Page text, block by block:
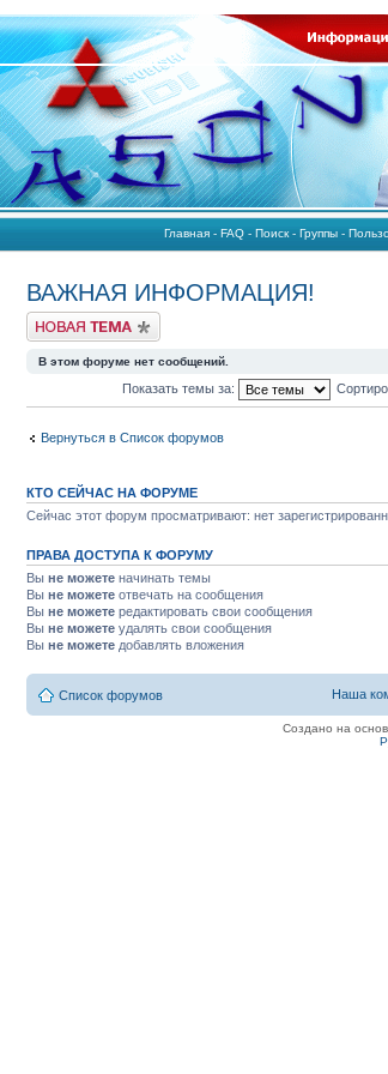
Главная - FAQ - Поиск - Группы -
ВАЖНАЯ ИНФОРМАЦИЯ!
Начать новую тему
В этом форуме нет сообщений.
Показать темы за:
Вернуться в Список форумов
КТО СЕЙЧАС НА ФОРУМЕ
Сейчас этот форум просматривают: нет
ПРАВА ДОСТУПА К ФОРУМУ
Вы не можете начинать темы
Вы не можете отвечать на сообщения
Вы не можете редактировать свои сообщения
Вы не можете удалять свои сообщения
Вы не можете добавлять вложения
Список форумов Наша
Создано на